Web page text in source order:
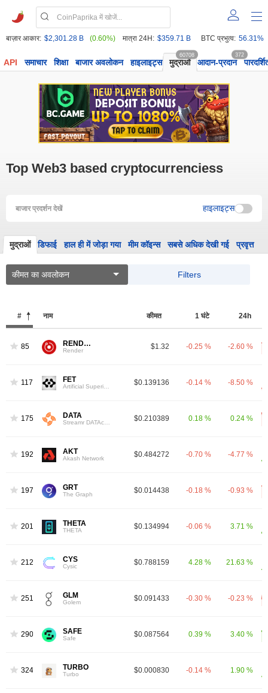
बाज़ार आकार: $2,301.28 B (0.60%) मात्रा 24H: $359.71 B BTC प्रभुत्व: 56.31%
API समाचार शिक्षा बाजार अवलोकन हाइलाइट्स मुद्राओं
60708
आदान-प्रदान
372
Top Web3 based cryptocurrenciess
बाजार प्रदर्शन देखें हाइलाइट्स
मुद्राओं डिफाई हाल ही में जोड़ा गया मीम कॉइन्स सबसे अधिक देखी गई प्रवृत्त
कीमत का अवलोकन Filters
# नाम कीमत 1 घंटे 24h
85 RENDER
Render $1.32 -0.25 % -2.60 %
117 FET $0.139136 -0.14 % -8.50 %
175 DATA $0.210389 0.18 % 0.24 %
192 AKT
Akash Network $0.484272 -0.70 % -4.77 %
197 GRT
The Graph $0.014438 -0.18 % -0.93 %
201 THETA
THETA $0.134994 -0.06 % 3.71 %
212 CYS
Cysic $0.788159 4.28 % 21.63 %
251 GLM
Golem $0.091433 -0.30 % -0.23 %
290 SAFE
Safe $0.087564 0.39 % 3.40 %
324 TURBO
Turbo $0.000830 -0.14 % 1.90 %